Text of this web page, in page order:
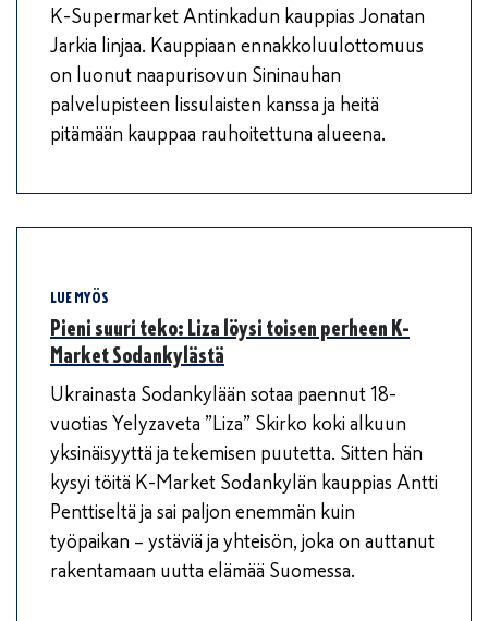
K-Supermarket Antinkadun kauppias Jonatan
Jarkia linjaa. Kauppiaan ennakkoluulottomuus
on luonut naapurisovun Sininauhan
palvelupisteen lissulaisten kanssa ja heitä
pitämään kauppaa rauhoitettuna alueena.
LUE MYÖS
Pieni suuri teko: Liza löysi toisen perheen K-
Market Sodankylästä
Ukrainasta Sodankylään sotaa paennut 18-
vuotias Yelyzaveta ”Liza” Skirko koki alkuun
yksinäisyyttä ja tekemisen puutetta. Sitten hän
kysyi töitä K-Market Sodankylän kauppias Antti
Penttiseltä ja sai paljon enemmän kuin
työpaikan – ystäviä ja yhteisön, joka on auttanut
rakentamaan uutta elämää Suomessa.